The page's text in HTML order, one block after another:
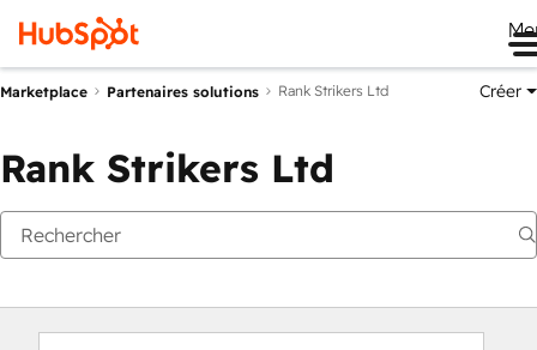
Marketplace Partenaires solutions Rank Strikers Ltd Créer
Rank Strikers Ltd